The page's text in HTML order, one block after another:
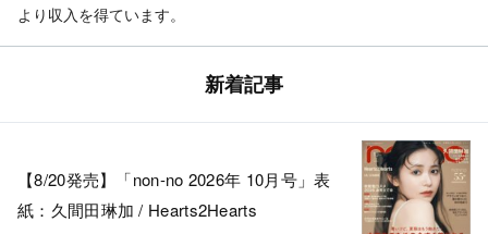
より収入を得ています。
新着記事
【8/20発売】「non-no 2026年 10月号」表
紙：久間田琳加 / Hearts2Hearts